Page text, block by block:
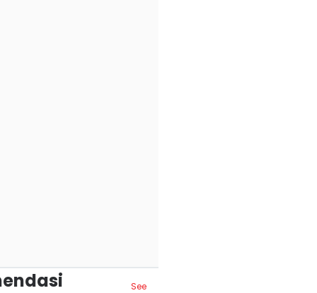
See